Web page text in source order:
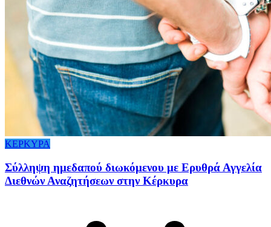
ΚΕΡΚΥΡΑ
Σύλληψη ημεδαπού διωκόμενου με Ερυθρά Αγγελία
Διεθνών Αναζητήσεων στην Κέρκυρα